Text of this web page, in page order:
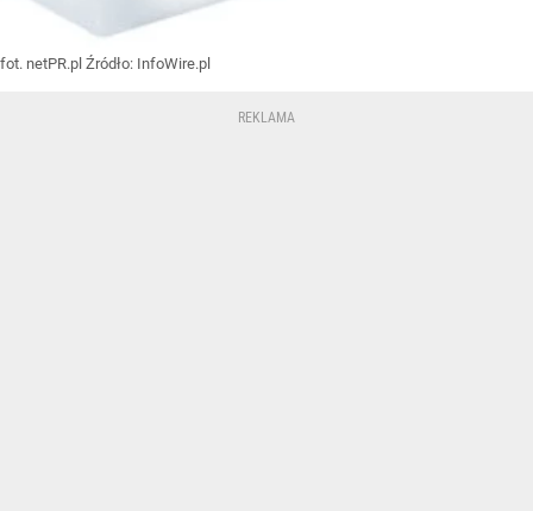
fot. netPR.pl Źródło: InfoWire.pl